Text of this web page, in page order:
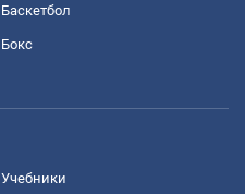
Баскетбол
Бокс
Учебники